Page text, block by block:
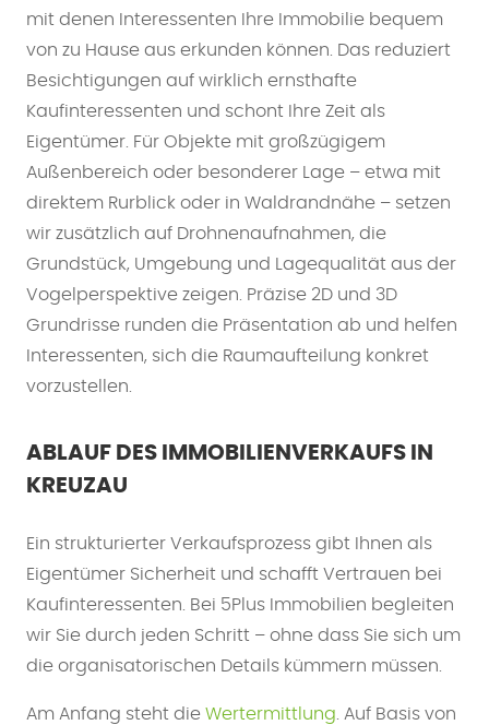
mit denen Interessenten Ihre Immobilie bequem
von zu Hause aus erkunden können. Das reduziert
Besichtigungen auf wirklich ernsthafte
Kaufinteressenten und schont Ihre Zeit als
Eigentümer. Für Objekte mit großzügigem
Außenbereich oder besonderer Lage – etwa mit
direktem Rurblick oder in Waldrandnähe – setzen
wir zusätzlich auf Drohnenaufnahmen, die
Grundstück, Umgebung und Lagequalität aus der
Vogelperspektive zeigen. Präzise 2D und 3D
Grundrisse runden die Präsentation ab und helfen
Interessenten, sich die Raumaufteilung konkret
vorzustellen.
ABLAUF DES IMMOBILIENVERKAUFS IN
KREUZAU
Ein strukturierter Verkaufsprozess gibt Ihnen als
Eigentümer Sicherheit und schafft Vertrauen bei
Kaufinteressenten. Bei 5Plus Immobilien begleiten
wir Sie durch jeden Schritt – ohne dass Sie sich um
die organisatorischen Details kümmern müssen.
Am Anfang steht die Wertermittlung. Auf Basis von